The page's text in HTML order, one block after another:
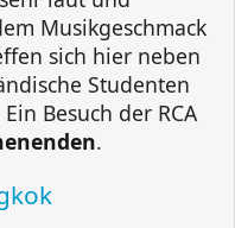
Musikgeschmack
sich hier neben
Studenten
Besuch der RCA
.